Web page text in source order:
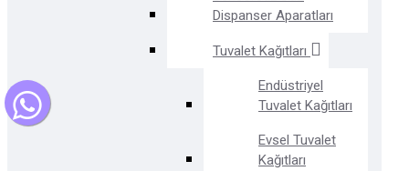
Dispanser Aparatları
Tuvalet Kağıtları
Endüstriyel
Tuvalet Kağıtları
Evsel Tuvalet
Kağıtları